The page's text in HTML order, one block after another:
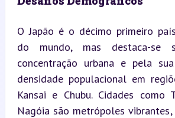
O Japão é o décimo primeiro
do mundo, mas destaca-se
concentração urbana e pela
densidade populacional em
Kansai e Chubu. Cidades como
Nagóia são metrópoles